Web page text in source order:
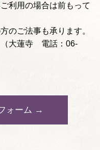
利用の場合は前もって
のご法事も承ります。
（大蓮寺 電話：06-
ォーム →